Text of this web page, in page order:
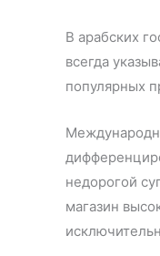
В арабских
всегда
популярных
недорогой
магазин